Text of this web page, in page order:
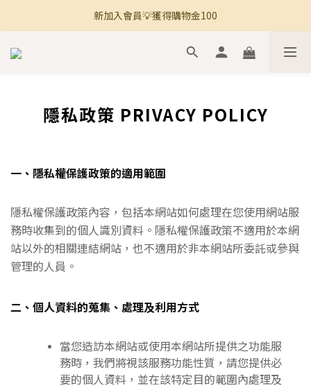
🚚 全館滿800免運 🚚
新加入會員💡獲得購物金100
🚚 全館滿800免運 🚚
隱私政策 PRIVACY POLICY
一、隱私權保護政策的適用範圍
隱私權保護政策內容，包括本網站如何處理在您使用網站服
務時收集到的個人識別資料。隱私權保護政策不適用於本網
站以外的相關連結網站，也不適用於非本網站所委託或參與
管理的人員。
二、個人資料的蒐集、處理及利用方式
當您造訪本網站或使用本網站所提供之功能服
務時，我們將視該服務功能性質，請您提供必
要的個人資料，並在該特定目的範圍內處理及